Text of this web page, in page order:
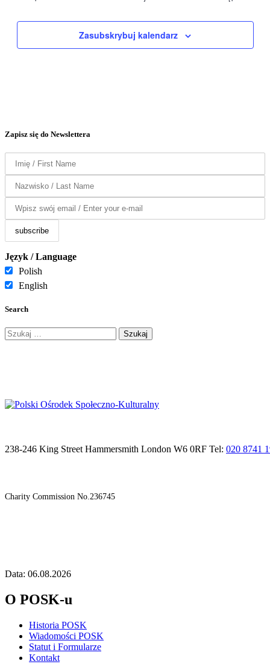
Zasubskrybuj kalendarz
Zapisz się do Newslettera
Język / Language
Polish
English
Search
Szukaj:
238-246 King Street Hammersmith London W6 0RF Tel: 020 8741
Charity Commission No.236745
Data: 06.08.2026
O POSK-u
Historia POSK
Wiadomości POSK
Statut i Formularze
Kontakt